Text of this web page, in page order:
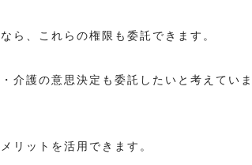
ら、これらの権限も委託できます。
介護の意思決定も委託したいと考えていま
リットを活用できます。